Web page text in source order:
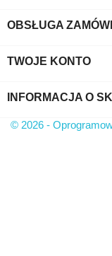
OBSŁUGA
TWOJE KONTO
INFORMACJA O
© 2026 -